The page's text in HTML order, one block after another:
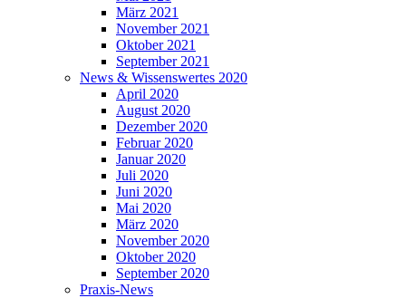
März 2021
November 2021
Oktober 2021
September 2021
News & Wissenswertes 2020
April 2020
August 2020
Dezember 2020
Februar 2020
Januar 2020
Juli 2020
Juni 2020
Mai 2020
März 2020
November 2020
Oktober 2020
September 2020
Praxis-News